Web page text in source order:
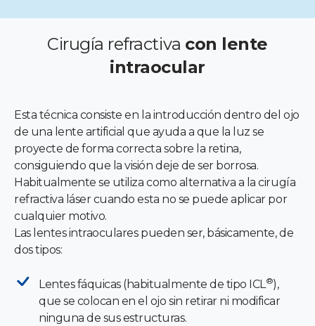
Cirugía refractiva con lente
intraocular
Esta técnica consiste en la introducción dentro del ojo
de una lente artificial que ayuda a que la luz se
proyecte de forma correcta sobre la retina,
consiguiendo que la visión deje de ser borrosa.
Habitualmente se utiliza como alternativa a la cirugía
refractiva láser cuando esta no se puede aplicar por
cualquier motivo.
Las lentes intraoculares pueden ser, básicamente, de
dos tipos:
Lentes fáquicas (habitualmente de tipo ICL®),
que se colocan en el ojo sin retirar ni modificar
ninguna de sus estructuras.